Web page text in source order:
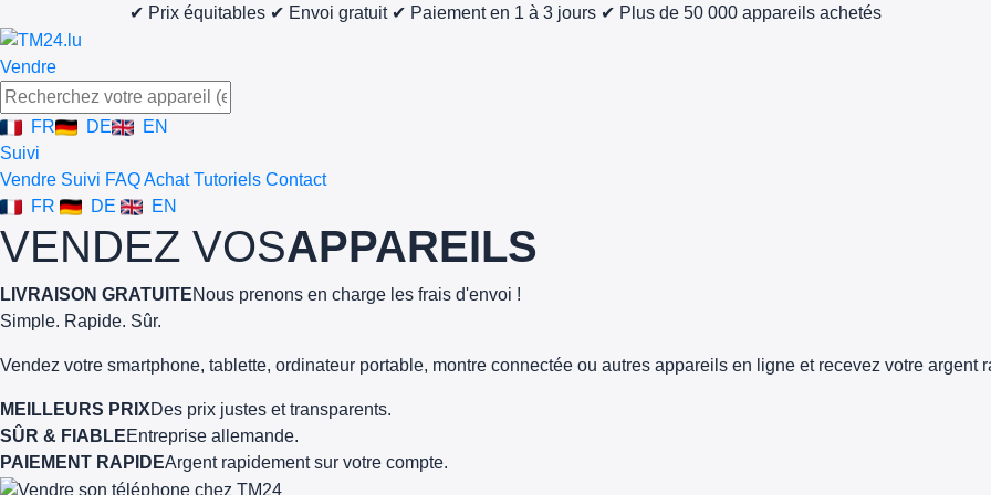
✔ Prix équitables ✔ Envoi gratuit ✔ Paiement en 1 à 3 jours ✔ Plus de 50 000 appareils achetés
Vendre
FR DE
EN
Suivi
Vendre Suivi FAQ Achat Tutoriels Contact
FR
DE EN
VENDEZ VOSAPPAREILS
LIVRAISON GRATUITENous prenons en charge les frais d'envoi !
Simple. Rapide. Sûr.
Vendez votre smartphone, tablette, ordinateur portable, montre connectée ou autres appareils en ligne et recevez votre argent
MEILLEURS PRIXDes prix justes et transparents.
SÛR & FIABLEEntreprise allemande.
PAIEMENT RAPIDEArgent rapidement sur votre compte.